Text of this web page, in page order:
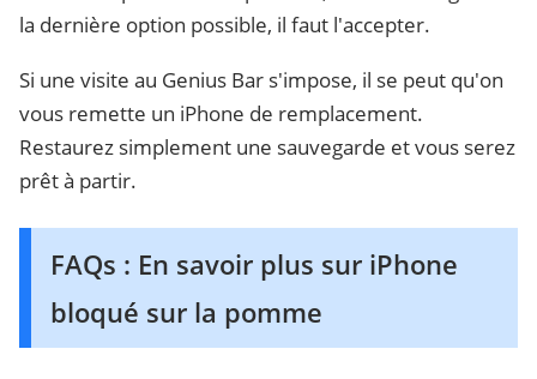
la dernière option possible, il faut l'accepter.
Si une visite au Genius Bar s'impose, il se peut qu'on
vous remette un iPhone de remplacement.
Restaurez simplement une sauvegarde et vous serez
prêt à partir.
FAQs : En savoir plus sur iPhone
bloqué sur la pomme